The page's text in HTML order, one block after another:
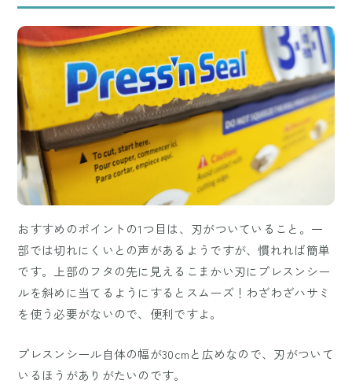
おすすめのポイントの1つ目は、刃がついていること。一
部では切れにくいとの声があるようですが、慣れれば簡単
です。上部のフタの先に見えるこまかい刃にプレスンシー
ルを斜めに当てるようにするとスムーズ！わざわざハサミ
を使う必要がないので、便利ですよ。
プレスンシール自体の幅が30cmと広めなので、刃がついて
いるほうがありがたいのです。